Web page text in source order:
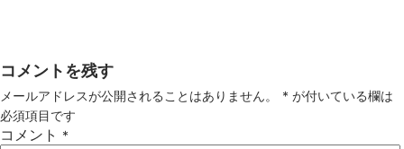
コメントを残す
メールアドレスが公開されることはありません。 * が付いている欄は
必須項目です
コメント *